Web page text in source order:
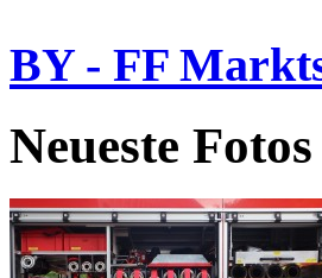
BY - FF
Neueste